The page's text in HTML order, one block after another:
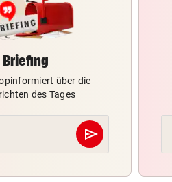
Briefing
über die
des Tages
send
Abschicken